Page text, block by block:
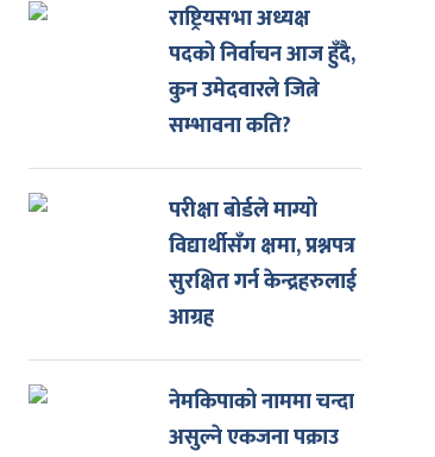
राष्ट्रियसभा अध्यक्ष
पदको निर्वाचन आज हुँदै,
कुन उमेदवारले जित्ने
सम्भावना कति?
परीक्षा बोर्डले माग्यो
विद्यार्थीसँग क्षमा, प्रश्नपत्र
सुरक्षित गर्न केन्द्रहरुलाई
आग्रह
नेमकिपाको नाममा चन्दा
असुल्ने एकजना पक्राउ